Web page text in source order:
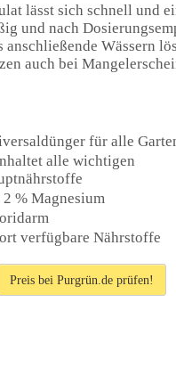
lässt sich schnell und
und nach
anschließende Wässern
auch bei
für alle
alle wichtigen
% Magnesium
verfügbare Nährstoffe
Preis bei Purgrün.de prüfen!